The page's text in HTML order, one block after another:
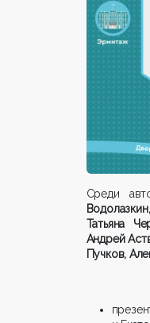
Среди
Татьяна
Андрей
Пучков,